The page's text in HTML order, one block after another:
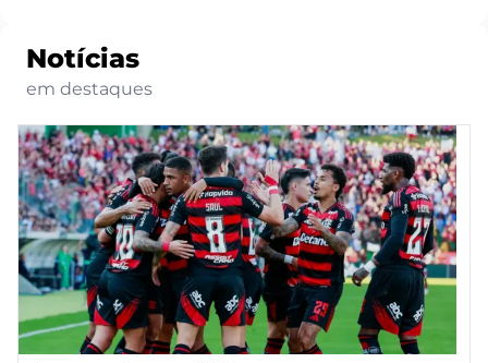
Notícias
em destaques